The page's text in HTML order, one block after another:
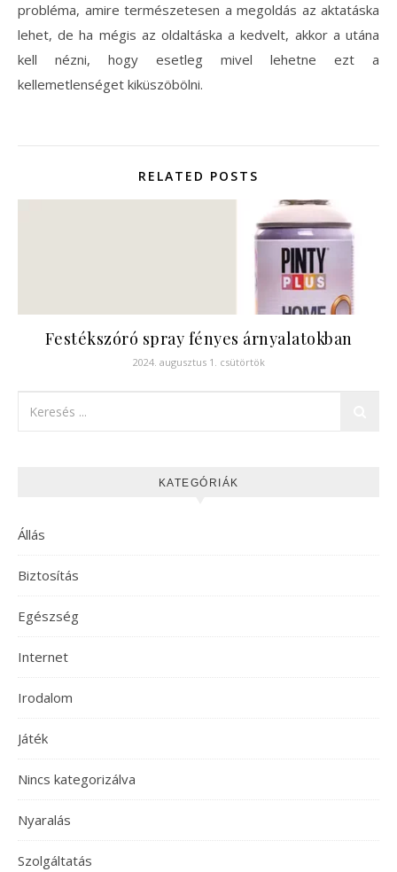
probléma, amire természetesen a megoldás az aktatáska
lehet, de ha mégis az oldaltáska a kedvelt, akkor a utána
kell nézni, hogy esetleg mivel lehetne ezt a
kellemetlenséget kiküszöbölni.
RELATED POSTS
Festékszóró spray fényes árnyalatokban
2024. augusztus 1. csütörtök
KATEGÓRIÁK
Állás
Biztosítás
Egészség
Internet
Irodalom
Játék
Nincs kategorizálva
Nyaralás
Szolgáltatás